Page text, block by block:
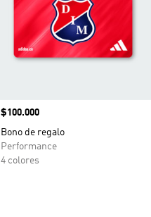
Precio
$100.000
Bono de regalo
Performance
4 colores